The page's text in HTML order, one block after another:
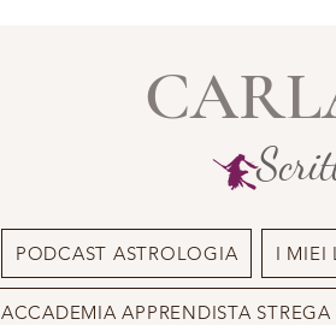
PODCAST ASTROLOGIA I MIEI
ACCADEMIA APPRENDISTA STREGA